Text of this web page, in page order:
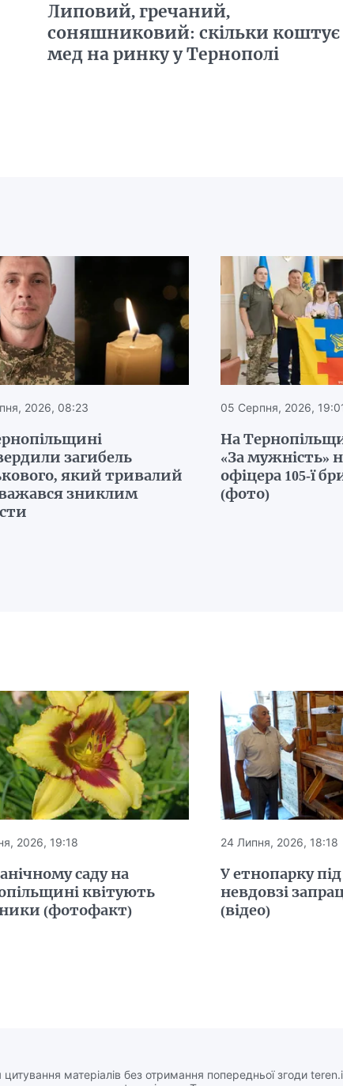
Липовий, гречаний,
соняшниковий: скільки коштує
мед на ринку у Тернополі
2026, 08:23
загибель
який тривалий
зниклим
05 Серпня, 2026,
На
«За мужність»
офіцера 105-ї
(фото)
2026, 19:18
саду на
квітують
(фотофакт)
24 Липня, 2026, 18:18
У етнопарку
невдовзі
(відео)
матеріалів без отримання попередньої згоди